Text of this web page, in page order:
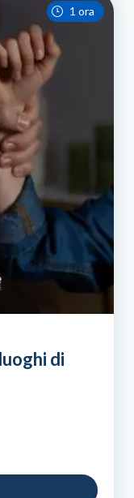
di
1 ora